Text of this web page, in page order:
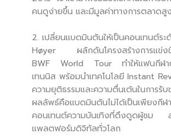
คนดูง่ายขึ้น และมีมูลค่าทางการตลาดสู
2. เปลี่ยนแบดมินตันให้เป็นคอนเทนต์ระ
Høyer ผลักดันโครงสร้างการแข่งขั
BWF World Tour ทำให้แฟนกีฬาติ
เทนนิส พร้อมนำเทคโนโลยี Instant
ความยุติธรรมและความตื่นเต้นในการรับ
ผลลัพธ์คือแบดมินตันไม่ได้เป็นเพียง
คอนเทนต์ความบันเทิงที่ดึงดูดผู้ชม
แพลตฟอร์มดิจิทัลทั่วโลก